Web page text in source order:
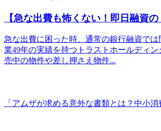
【急な出費も怖くない！即日融資
急な出費に困った時、通常の銀行融資で
業49年の実績を持つトラストホールディ
売中の物件や差し押さえ物件...
「アムザが求める意外な書類とは？中小